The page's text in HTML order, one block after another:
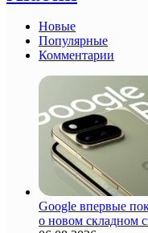
Новые
Популярные
Комментарии
Google впервые
о новом складном